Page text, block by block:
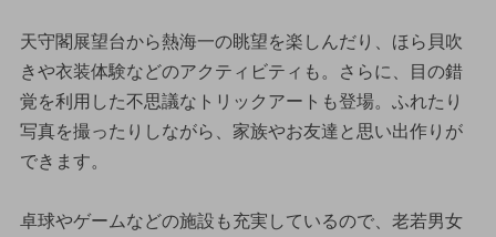
天守閣展望台から熱海一の眺望を楽しんだり、ほら貝吹
きや衣装体験などのアクティビティも。さらに、目の錯
覚を利用した不思議なトリックアートも登場。ふれたり
写真を撮ったりしながら、家族やお友達と思い出作りが
できます。
卓球やゲームなどの施設も充実しているので、老若男女